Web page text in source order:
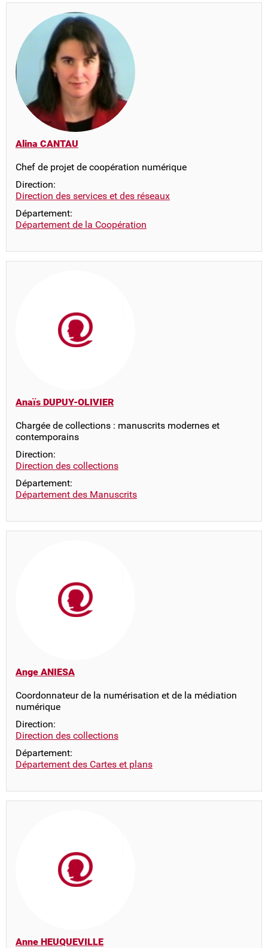
Alina CANTAU
Chef de projet de coopération numérique
Direction:
Direction des services et des réseaux
Département:
Département de la Coopération
Anaïs DUPUY-OLIVIER
Chargée de collections : manuscrits modernes et
contemporains
Direction:
Direction des collections
Département:
Département des Manuscrits
Ange ANIESA
Coordonnateur de la numérisation et de la médiation
numérique
Direction:
Direction des collections
Département:
Département des Cartes et plans
Anne HEUQUEVILLE